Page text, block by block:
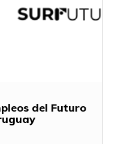
del Futuro